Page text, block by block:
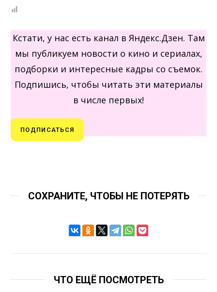
Кстати, у нас есть канал в Яндекс.Дзен. Там
мы публикуем новости о кино и сериалах,
подборки и интересные кадры со съемок.
Подпишись, чтобы читать эти материалы
в числе первых!
ПОДПИСАТЬСЯ
СОХРАНИТЕ, ЧТОБЫ НЕ ПОТЕРЯТЬ
ЧТО ЕЩЁ ПОСМОТРЕТЬ